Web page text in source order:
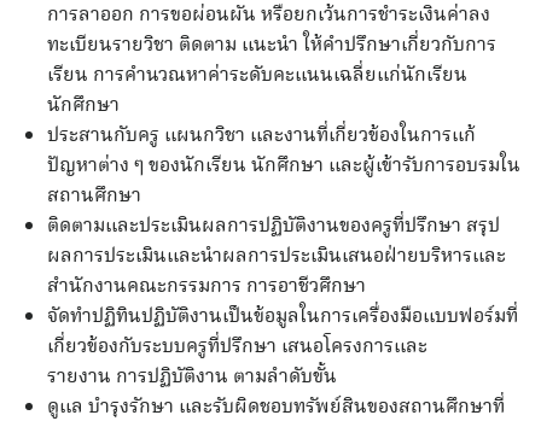
การลาออก การขอผ่อนผัน หรือยกเว้นการชำระเงินค่าลง
ทะเบียนรายวิชา ติดตาม แนะนำ ให้คำปรึกษาเกี่ยวกับการ
เรียน การคำนวณหาค่าระดับคะแนนเฉลี่ยแก่นักเรียน
นักศึกษา
ประสานกับครู แผนกวิชา และงานที่เกี่ยวข้องในการแก้
ปัญหาต่าง ๆ ของนักเรียน นักศึกษา และผู้เข้ารับการอบรมใน
สถานศึกษา
ติดตามและประเมินผลการปฏิบัติงานของครูที่ปรึกษา สรุป
ผลการประเมินและนำผลการประเมินเสนอฝ่ายบริหารและ
สำนักงานคณะกรรมการ การอาชีวศึกษา
จัดทำปฏิทินปฏิบัติงานเป็นข้อมูลในการเครื่องมือแบบฟอร์มที่
เกี่ยวข้องกับระบบครูที่ปรึกษา เสนอโครงการและ
รายงาน การปฏิบัติงาน ตามลำดับขั้น
ดูแล บำรุงรักษา และรับผิดชอบทรัพย์สินของสถานศึกษาที่